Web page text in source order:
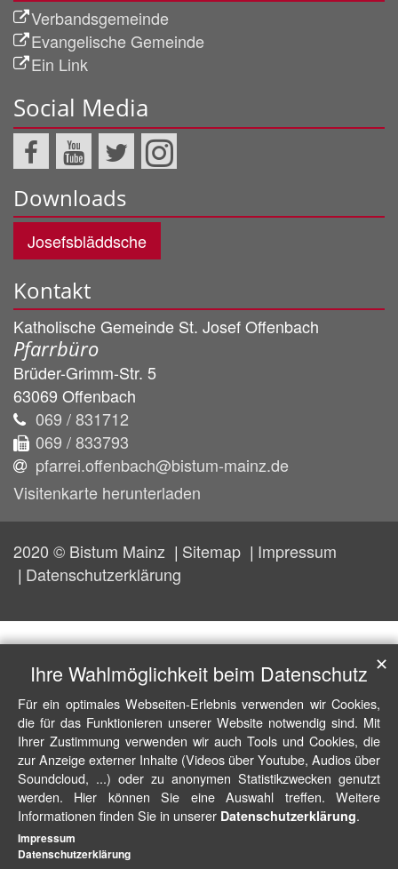
Verbandsgemeinde
Evangelische Gemeinde
Ein Link
Social Media
Downloads
Josefsbläddsche
Kontakt
Katholische Gemeinde St. Josef Offenbach
Pfarrbüro
Brüder-Grimm-Str. 5
63069 Offenbach
069 / 831712
069 / 833793
pfarrei.offenbach@bistum-mainz.de
Visitenkarte herunterladen
2020 © Bistum Mainz Sitemap
Impressum
Datenschutzerklärung
Ihre Wahlmöglichkeit beim Datenschutz
Für ein optimales Webseiten-Erlebnis verwenden wir Cookies,
die für das Funktionieren unserer Website notwendig sind. Mit
Ihrer Zustimmung verwenden wir auch Tools und Cookies, die
zur Anzeige externer Inhalte (Videos über Youtube, Audios über
Soundcloud, ...) oder zu anonymen Statistikzwecken genutzt
werden. Hier können Sie eine Auswahl treffen. Weitere
Informationen finden Sie in unserer Datenschutzerklärung.
✕
Impressum
Datenschutzerklärung